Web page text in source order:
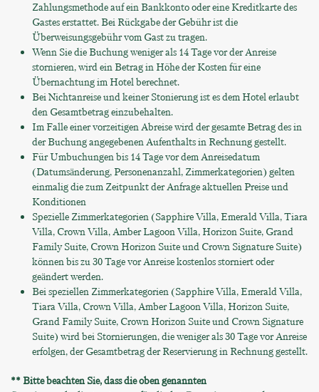
Zahlungsmethode auf ein Bankkonto oder eine Kreditkarte des
Gastes erstattet. Bei Rückgabe der Gebühr ist die
Überweisungsgebühr vom Gast zu tragen.
Wenn Sie die Buchung weniger als 14 Tage vor der Anreise
stornieren, wird ein Betrag in Höhe der Kosten für eine
Übernachtung im Hotel berechnet.
Bei Nichtanreise und keiner Stonierung ist es dem Hotel erlaubt
den Gesamtbetrag einzubehalten.
Im Falle einer vorzeitigen Abreise wird der gesamte Betrag des in
der Buchung angegebenen Aufenthalts in Rechnung gestellt.
Für Umbuchungen bis 14 Tage vor dem Anreisedatum
(Datumsänderung, Personenanzahl, Zimmerkategorien) gelten
einmalig die zum Zeitpunkt der Anfrage aktuellen Preise und
Konditionen
Spezielle Zimmerkategorien (Sapphire Villa, Emerald Villa, Tiara
Villa, Crown Villa, Amber Lagoon Villa, Horizon Suite, Grand
Family Suite, Crown Horizon Suite und Crown Signature Suite)
können bis zu 30 Tage vor Anreise kostenlos storniert oder
geändert werden.
Bei speziellen Zimmerkategorien (Sapphire Villa, Emerald Villa,
Tiara Villa, Crown Villa, Amber Lagoon Villa, Horizon Suite,
Grand Family Suite, Crown Horizon Suite und Crown Signature
Suite) wird bei Stornierungen, die weniger als 30 Tage vor Anreise
erfolgen, der Gesamtbetrag der Reservierung in Rechnung gestellt.
** Bitte beachten Sie, dass die oben genannten